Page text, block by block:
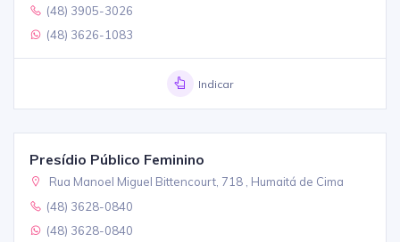
(48) 3905-3026
(48) 3626-1083
Indicar
Presídio Público Feminino
Rua Manoel Miguel Bittencourt, 718 , Humaitá de Cima
(48) 3628-0840
(48) 3628-0840